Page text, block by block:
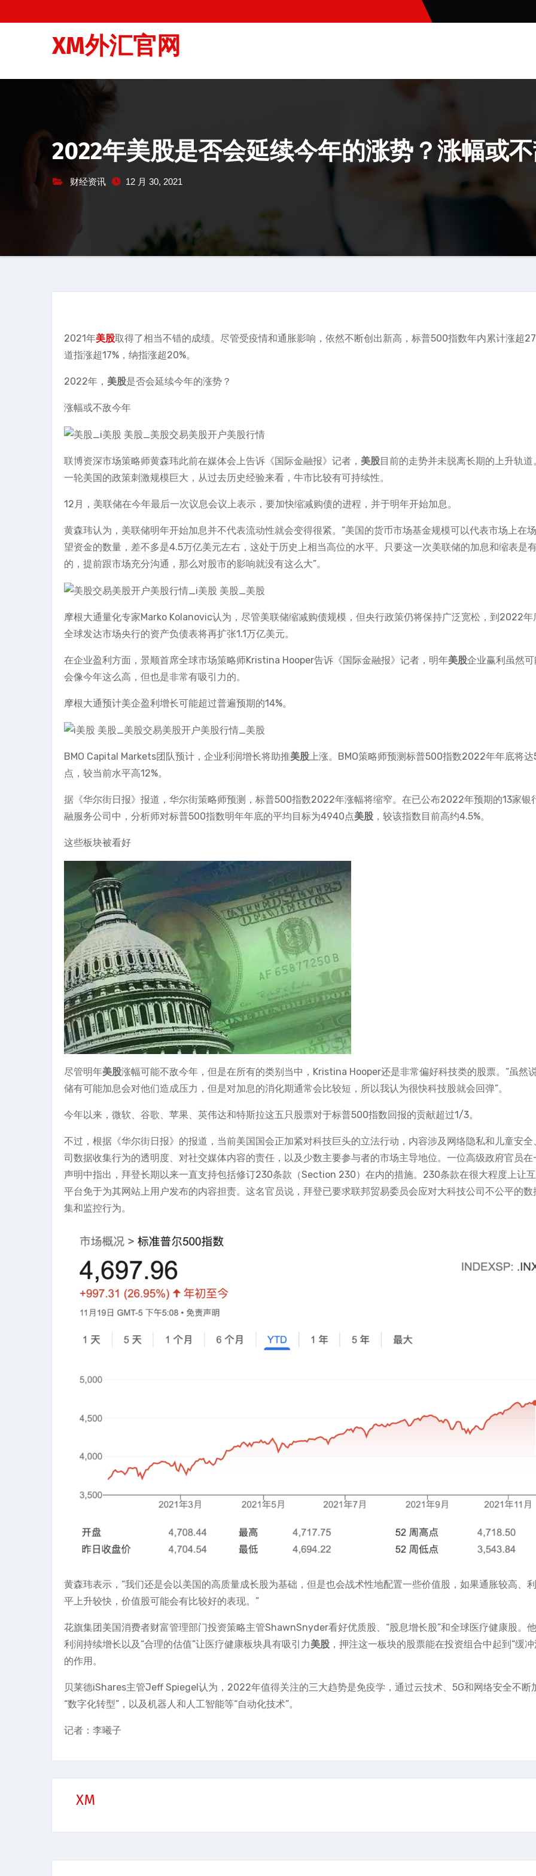
至
XM外汇官网
2022年美股是否会延续今年的涨势？涨幅或
财经资讯 12 月 30, 2021
2021年美股取得了相当不错的成绩。尽管受疫情和通胀影响，依然不断创出新高，标普500指数年内累计涨超
道指涨超17%，纳指涨超20%。
2022年， 美股是否会延续今年的涨势？
涨幅或不敌今年
联博资深市场策略师黄森玮此前在媒体会上告诉《国际金融报》记者， 美股目前的走势并未脱离长期的上升轨道
一轮美国的政策刺激规模巨大，从过去历史经验来看，牛市比较有可持续性。
12月，美联储在今年最后一次议息会议上表示，要加快缩减购债的进程，并于明年开始加息。
黄森玮认为，美联储明年开始加息并不代表流动性就会变得很紧。“美国的货币市场基金规模可以代表市场上在
望资金的数量，差不多是4.5万亿美元左右，这处于历史上相当高位的水平。只要这一次美联储的加息和缩表是
的，提前跟市场充分沟通，那么对股市的影响就没有这么大”。
摩根大通量化专家Marko Kolanovic认为，尽管美联储缩减购债规模，但央行政策仍将保持广泛宽松，到2022年
全球发达市场央行的资产负债表将再扩张1.1万亿美元。
在企业盈利方面，景顺首席全球市场策略师Kristina Hooper告诉《国际金融报》记者，明年美股企业赢利虽然
会像今年这么高，但也是非常有吸引力的。
摩根大通预计美企盈利增长可能超过普遍预期的14%。
BMO Capital Markets团队预计，企业利润增长将助推美股 上涨。BMO策略师预测标普500指数2022年年底将
点，较当前水平高12%。
据《华尔街日报》报道，华尔街策略师预测，标普500指数2022年涨幅将缩窄。在已公布2022年预期的13家银
融服务公司中，分析师对标普500指数明年年底的平均目标为4940点美股 ，较该指数目前高约4.5%。
这些板块被看好
尽管明年美股涨幅可能不敌今年，但是在所有的类别当中，Kristina Hooper还是非常偏好科技类的股票。“虽然
储有可能加息会对他们造成压力，但是对加息的消化期通常会比较短，所以我认为很快科技股就会回弹”。
今年以来，微软、谷歌、苹果、英伟达和特斯拉这五只股票对于标普500指数回报的贡献超过1/3。
不过，根据《华尔街日报》的报道，当前美国国会正加紧对科技巨头的立法行动，内容涉及网络隐私和儿童安全
司数据收集行为的透明度、对社交媒体内容的责任，以及少数主要参与者的市场主导地位。一位高级政府官员在
声明中指出，拜登长期以来一直支持包括修订230条款（Section 230）在内的措施。230条款在很大程度上让
平台免于为其网站上用户发布的内容担责。这名官员说，拜登已要求联邦贸易委员会应对大科技公司不公平的数
集和监控行为。
黄森玮表示，“我们还是会以美国的高质量成长股为基础，但是也会战术性地配置一些价值股，如果通胀较高、
平上升较快，价值股可能会有比较好的表现。”
花旗集团美国消费者财富管理部门投资策略主管ShawnSnyder看好优质股、“股息增长股”和全球医疗健康股。
利润持续增长以及“合理的估值”让医疗健康板块具有吸引力美股 ，押注这一板块的股票能在投资组合中起到“缓冲
的作用。
贝莱德iShares主管Jeff Spiegel认为，2022年值得关注的三大趋势是免疫学，通过云技术、5G和网络安全不断
“数字化转型”，以及机器人和人工智能等“自动化技术”。
记者：李曦子
XM